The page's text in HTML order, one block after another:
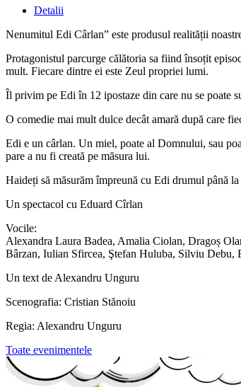
Detalii
Nenumitul Edi Cârlan” este produsul realității
Protagonistul parcurge călătoria sa fiind însoțit
mult. Fiecare dintre ei este Zeul propriei lumi.
Îl privim pe Edi în 12 ipostaze din care nu se poate
O comedie mai mult dulce decât amară după care
Edi e un cârlan. Un miel, poate al Domnului, sau
pare a nu fi creată pe măsura lui.
Haideți să măsurăm împreună cu Edi drumul până
Un spectacol cu Eduard Cîrlan
Vocile:
Alexandra Laura Badea, Amalia Ciolan, Dragoș
Bârzan, Iulian Sfircea, Ştefan Huluba, Silviu Debu,
Un text de Alexandru Unguru
Scenografia: Cristian Stănoiu
Regia: Alexandru Unguru
Toate evenimentele